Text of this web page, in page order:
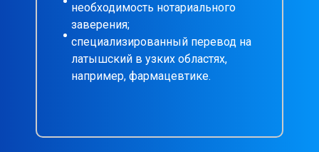
необходимость нотариального
заверения;
специализированный перевод на
латышский в узких областях,
например, фармацевтике.